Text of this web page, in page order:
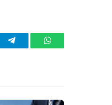
Telegram WhatsApp